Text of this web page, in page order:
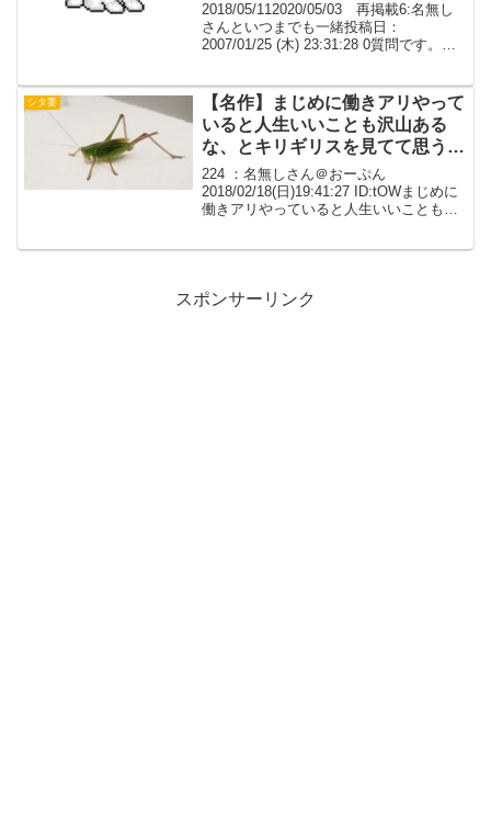
2018/05/112020/05/03 再掲載6:名無し
さんといつまでも一緒投稿日：
2007/01/25 (木) 23:31:28 0質問です。キ
う一度愛することはで...
シタ妻
【名作】まじめに働きアリやって
いると人生いいことも沢山ある
な、とキリギリスを見てて思う。
【胸糞→ざまぁ】
224 ：名無しさん＠おーぷん
2018/02/18(日)19:41:27 ID:tOWまじめに
働きアリやっていると人生いいことも沢
スポンサーリンク